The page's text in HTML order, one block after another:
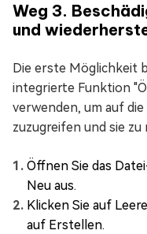
Weg 3.
und
Die erste Möglichkeit
integrierte Funktion
verwenden, um auf
zuzugreifen und sie zu
Öffnen Sie das
Neu aus.
Klicken Sie auf
auf Erstellen.